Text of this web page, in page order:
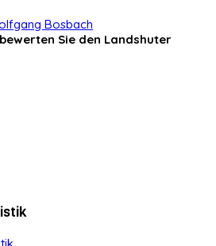
Sie den Landshuter